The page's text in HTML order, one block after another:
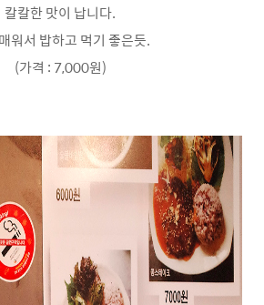
칼칼한 맛이 납니다.
워서 밥하고 먹기 좋은듯.
(가격 : 7,000원)